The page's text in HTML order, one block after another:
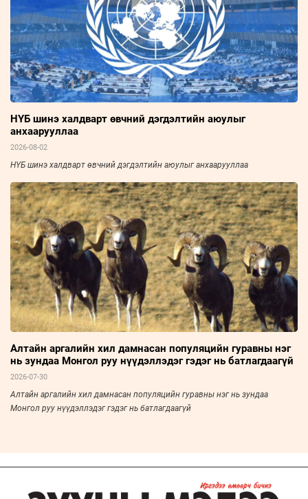
НҮБ шинэ халдварт өвчний дэгдэлтийн аюулыг
анхаарууллаа
2026-08-02
НҮБ шинэ халдварт өвчний дэгдэлтийн аюулыг анхаарууллаа
Алтайн аргалийн хил дамнасан популяцийн гуравны нэг
нь зундаа Монгол руу нүүдэллэдэг гэдэг нь батлагдаагүй
2026-07-30
Алтайн аргалийн хил дамнасан популяцийн гуравны нэг нь зундаа
Монгол руу нүүдэллэдэг гэдэг нь батлагдаагүй